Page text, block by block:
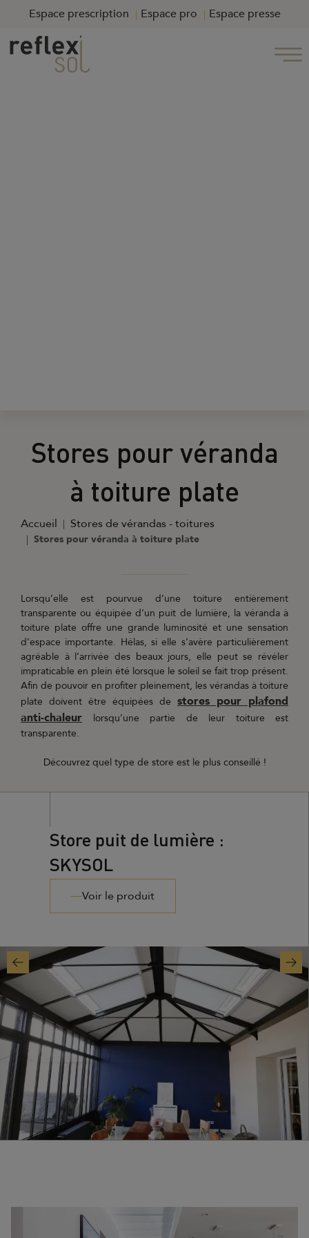
Espace prescription Espace pro Espace presse
Stores pour véranda
à toiture plate
Accueil Stores de vérandas - toitures
Stores pour véranda à toiture plate
Lorsqu’elle est pourvue d’une toiture entièrement
transparente ou équipée d’un puit de lumière, la véranda à
toiture plate offre une grande luminosité et une sensation
d’espace importante. Hélas, si elle s’avère particulièrement
agréable à l’arrivée des beaux jours, elle peut se révéler
impraticable en plein été lorsque le soleil se fait trop présent.
Afin de pouvoir en profiter pleinement, les vérandas à toiture
plate doivent être équipées de stores pour plafond
anti-chaleur lorsqu’une partie de leur toiture est
transparente.
Découvrez quel type de store est le plus conseillé !
Store puit de lumière :
SKYSOL
Voir le produit